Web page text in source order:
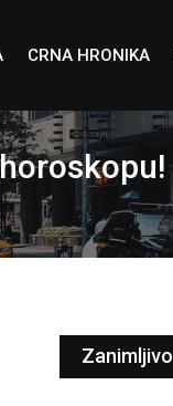
CRNA HRONIKA
Zanimljivo